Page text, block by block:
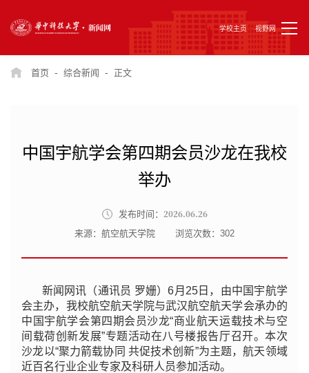
学校主页 视野网
首页 - 综合新闻 - 正文
中国宇航学会第四期会员沙龙在我校
举办
发布时间： 2026.06.26
来源：航空航天学院 浏览次数： 302
新闻网讯（通讯员 罗姗）6月25日，由中国宇航学
会主办，我校航空航天学院与武汉航空航天学会承办的
中国宇航学会第四期会员沙龙“商业航天运载技术与空
间载荷创新发展”专题活动在八号楼报告厅召开。本次
沙龙以“聚力箭载协同 共促技术创新”为主题，航天领域
近百名行业企业专家及科研人员参加活动。